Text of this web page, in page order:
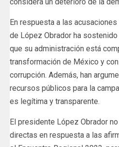
En respuesta a las
de López Obrador ha
que su administración está
transformación de México y
corrupción. Además, han
recursos públicos para la
es legítima y transparente.
El presidente López Obrador
directas en respuesta a las